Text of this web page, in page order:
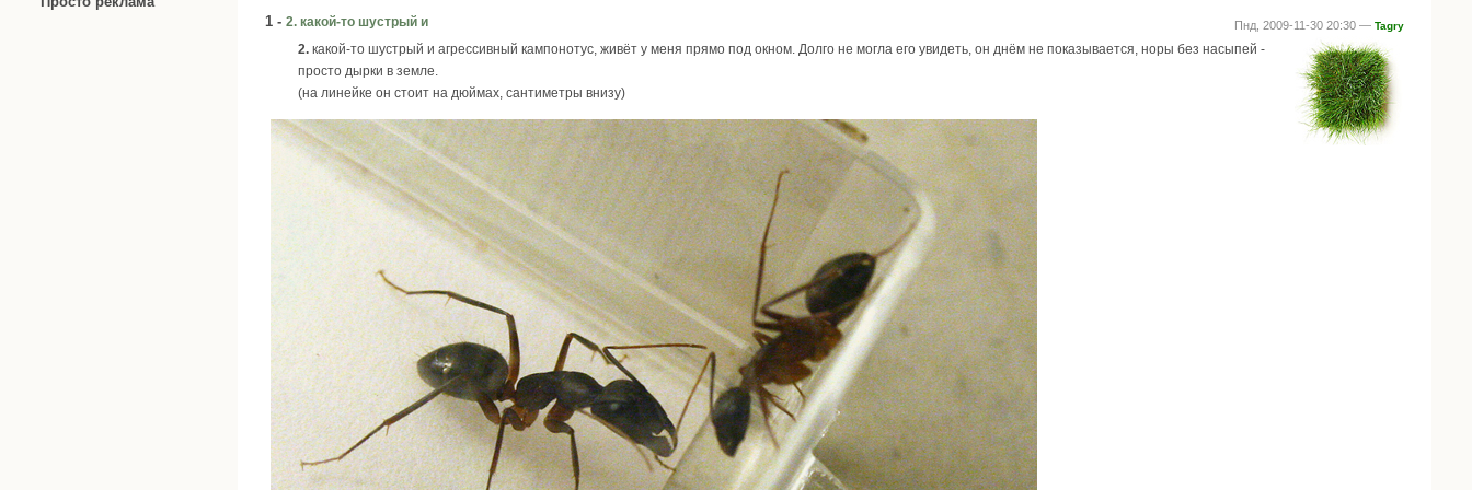
Пнд, 2009-11-30 20:30 — Tagry
1 - 2. какой-то шустрый и
2. какой-то шустрый и агрессивный кампонотус, живёт у меня прямо под окном. Долго не могла его увидеть, он днём не показывается, норы без насыпей -
просто дырки в земле.
(на линейке он стоит на дюймах, сантиметры внизу)